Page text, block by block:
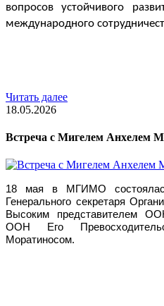
вопросов устойчивого
международного
Читать далее
18.05.2026
Встреча с Мигелем Анхелем
18 мая в МГИМО
Генерального секретаря
Высоким представителем
ООН Его
Моратиносом.